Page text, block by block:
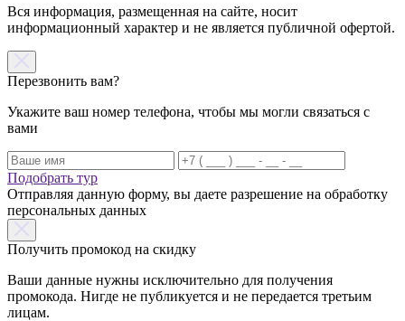
Вся информация, размещенная на сайте, носит
информационный характер и не является публичной офертой.
Перезвонить вам?
Укажите ваш номер телефона, чтобы мы могли связаться с
вами
Подобрать тур
Отправляя данную форму, вы даете разрешение на обработку
персональных данных
Получить промокод на скидку
Ваши данные нужны исключительно для получения
промокода. Нигде не публикуется и не передается третьим
лицам.